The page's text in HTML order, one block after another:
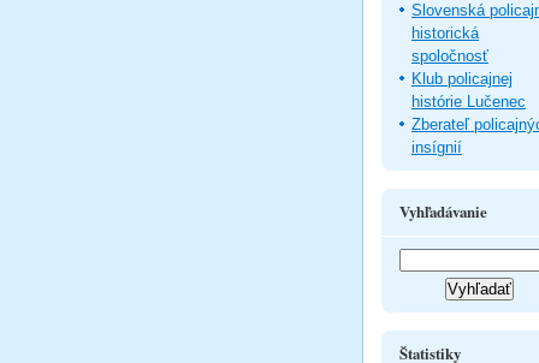
Slovenská
historická
spoločnosť
Klub policajnej
histórie Lučenec
Zberateľ
insígnií
Vyhľadávanie
Štatistiky